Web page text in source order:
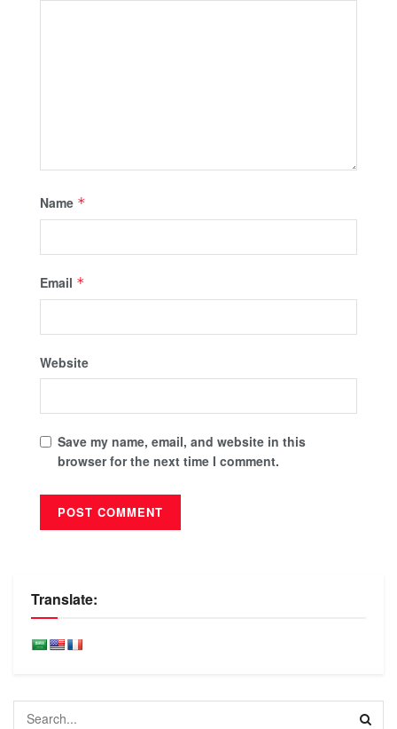
Name *
Email *
Website
Save my name, email, and website in this
browser for the next time I comment.
Translate: